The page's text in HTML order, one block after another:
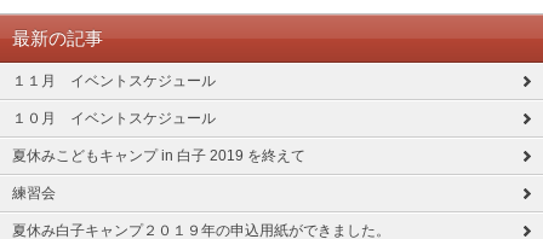
最新の記事
１１月 イベントスケジュール
１０月 イベントスケジュール
夏休みこどもキャンプ in 白子 2019 を終えて
練習会
夏休み白子キャンプ２０１９年の申込用紙ができました。